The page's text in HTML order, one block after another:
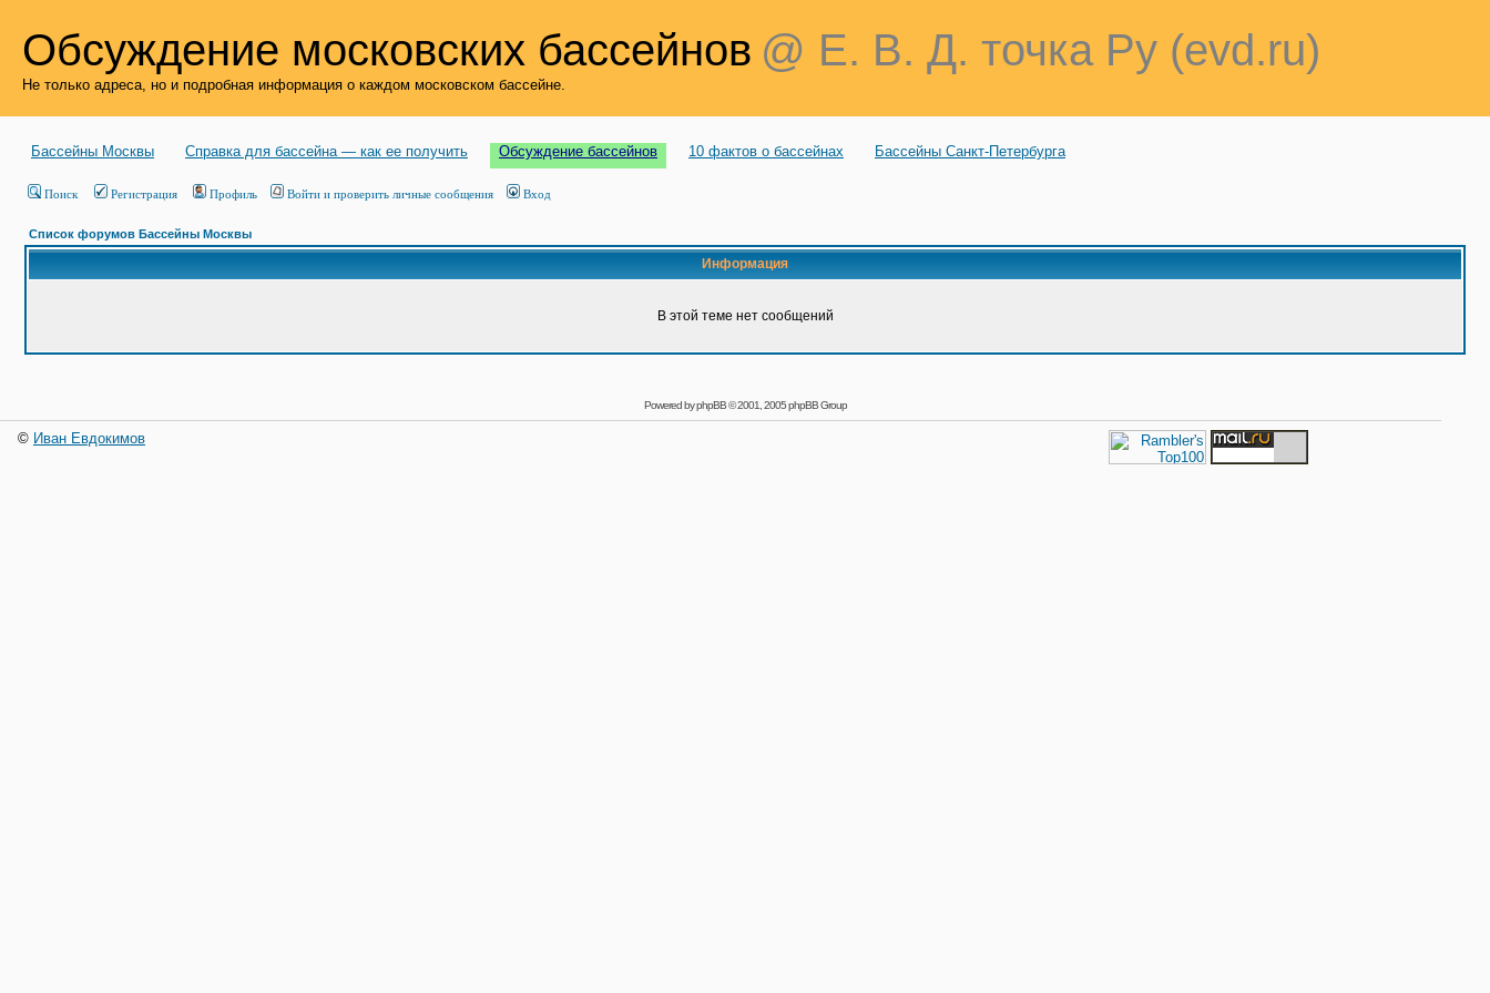
Обсуждение московских бассейнов @ Е. В. Д. точка Ру (evd.ru)
Не только адреса, но и подробная информация о каждом московском бассейне.
Бассейны Москвы Справка для бассейна — как ее получить Обсуждение бассейнов 10 фактов о бассейнах Бассейны Санкт-Петербурга
Поиск Регистрация Профиль Войти и проверить личные сообщения Вход
Список форумов Бассейны Москвы
Информация
В этой теме нет сообщений
Powered byphpBB© 2001, 2005 phpBB Group
© Иван Евдокимов